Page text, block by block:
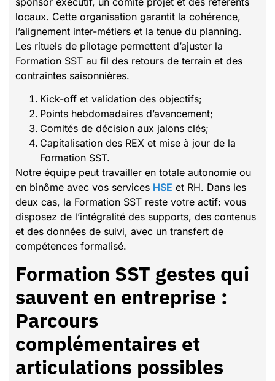
locaux. Cette organisation garantit la cohérence,
l’alignement inter-métiers et la tenue du planning.
Les rituels de pilotage permettent d’ajuster la
Formation SST au fil des retours de terrain et des
contraintes saisonnières.
Kick-off et validation des objectifs;
Points hebdomadaires d’avancement;
Comités de décision aux jalons clés;
Capitalisation des REX et mise à jour de la
Formation SST.
Notre équipe peut travailler en totale autonomie ou
en binôme avec vos services HSE et RH. Dans les
deux cas, la Formation SST reste votre actif: vous
disposez de l’intégralité des supports, des contenus
et des données de suivi, avec un transfert de
compétences formalisé.
Formation SST gestes qui
sauvent en entreprise :
Parcours
complémentaires et
articulations possibles